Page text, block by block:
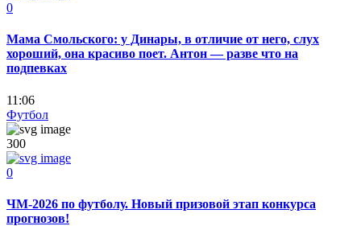
0
Мама Смольского: у Динары, в отличие от него, слух
хороший, она красиво поет. Антон — разве что на
подпевках
11:06
Футбол
300
0
ЧМ-2026 по футболу. Новый призовой этап конкурса
прогнозов!